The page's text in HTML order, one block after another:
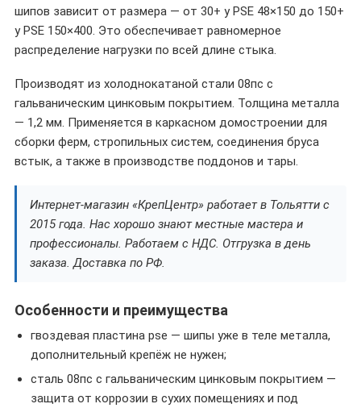
шипов зависит от размера — от 30+ у PSE 48×150 до 150+
у PSE 150×400. Это обеспечивает равномерное
распределение нагрузки по всей длине стыка.
Производят из холоднокатаной стали 08пс с
гальваническим цинковым покрытием. Толщина металла
— 1,2 мм. Применяется в каркасном домостроении для
сборки ферм, стропильных систем, соединения бруса
встык, а также в производстве поддонов и тары.
Интернет-магазин «КрепЦентр» работает в Тольятти с
2015 года. Нас хорошо знают местные мастера и
профессионалы. Работаем с НДС. Отгрузка в день
заказа. Доставка по РФ.
Особенности и преимущества
гвоздевая пластина pse — шипы уже в теле металла,
дополнительный крепёж не нужен;
сталь 08пс с гальваническим цинковым покрытием —
защита от коррозии в сухих помещениях и под